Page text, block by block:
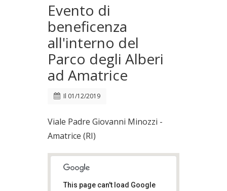
Evento di
beneficenza
all'interno del
Parco degli Alberi
ad Amatrice
Il 01/12/2019
Viale Padre Giovanni Minozzi -
Amatrice (RI)
This page can't load Google